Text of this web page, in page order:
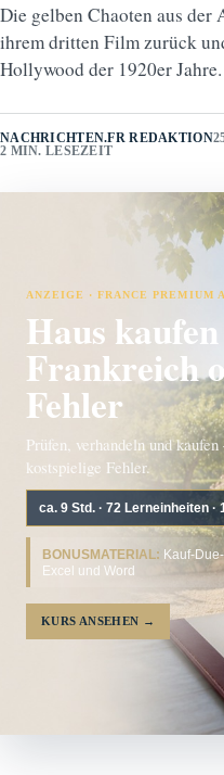
Die gelben Chaoten aus
ihrem dritten Film zurück
Hollywood der 1920er Jahre.
NACHRICHTEN.FR REDAKTION
2 MIN. LESEZEIT
ANZEIGE · FRANCE PREMIUM
Haus
Frankreich
Fehler
Prüfen, verhandeln und kaufen
kostspielige Fehler.
ca. 9 Std. · 72 Lerneinheiten ·
BONUSMATERIAL: Kauf-
Excel und Word
KURS ANSEHEN →